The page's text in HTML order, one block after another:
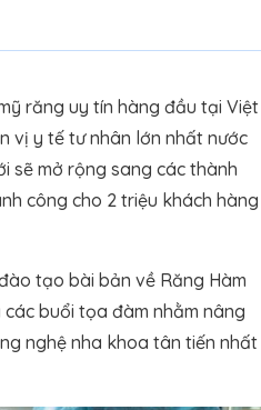
răng uy tín hàng đầu tại Việt
vị y tế tư nhân lớn nhất nước
sẽ mở rộng sang các thành
công cho 2 triệu khách hàng
tạo bài bản về Răng Hàm
buổi tọa đàm nhằm nâng
nghệ nha khoa tân tiến nhất